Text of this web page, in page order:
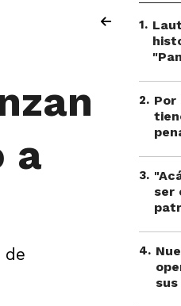
a
de
1.
2. Por
3.
ser
4.